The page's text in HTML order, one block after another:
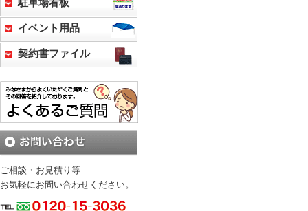
駐車場看板
イベント用品
契約書ファイル
ご相談・お見積り等
お気軽にお問い合わせください。